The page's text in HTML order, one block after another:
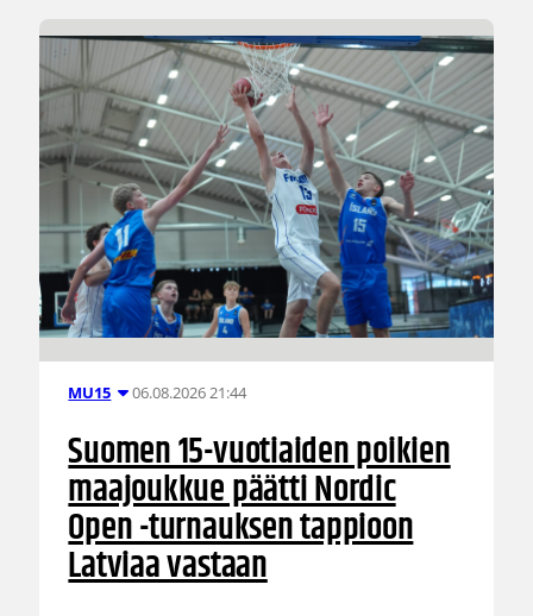
MU15 06.08.2026 21:44
Suomen 15-vuotiaiden poikien
maajoukkue päätti Nordic
Open -turnauksen tappioon
Latviaa vastaan